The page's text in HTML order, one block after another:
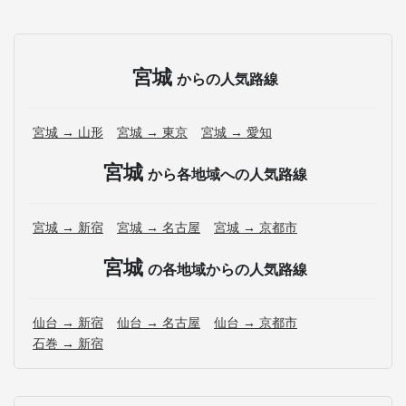
宮城 からの人気路線
宮城 → 山形 宮城 → 東京 宮城 → 愛知
宮城 から各地域への人気路線
宮城 → 新宿 宮城 → 名古屋 宮城 → 京都市
宮城 の各地域からの人気路線
仙台 → 新宿 仙台 → 名古屋
仙台 → 京都市
石巻 → 新宿